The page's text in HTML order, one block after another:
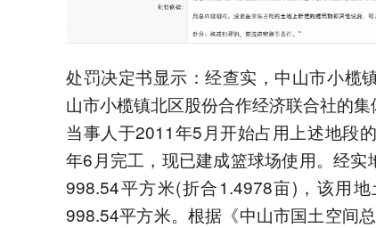
处罚决定书显示：经查实，中山市小榄
山市小榄镇北区股份合作经济联合社的
当事人于2011年5月开始占用上述地段
年6月完工，现已建成篮球场使用。经
998.54平方米(折合1.4978亩)，该用
998.54平方米。根据《中山市国土空间